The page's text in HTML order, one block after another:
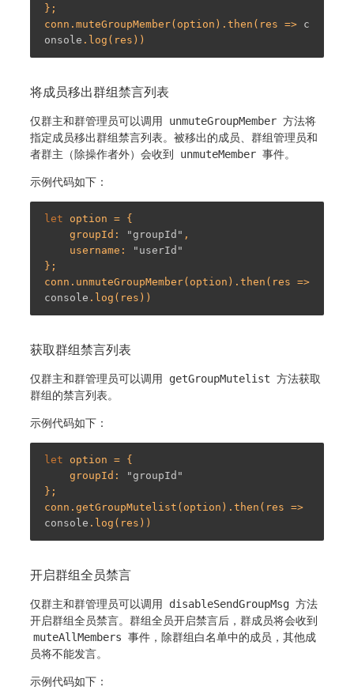
};
conn.muteGroupMember(option).then(res => c
onsole
将成员移出群组禁言列表
仅群主和群管理员可以调用 unmuteGroupMember 方法将
指定成员移出群组禁言列表。被移出的成员、群组管理员和
者群主（除操作者外）会收到
unmuteMember 事件。
示例代码如下：
let option = {
    groupId:
"groupId" ,
    username:
"userId"
};
console
获取群组禁言列表
仅群主和群管理员可以调用 getGroupMutelist 方法获取
群组的禁言列表。
示例代码如下：
let option = {
    groupId:
"groupId"
};
console
开启群组全员禁言
仅群主和群管理员可以调用 disableSendGroupMsg 方法
开启群组全员禁言。群组全员开启禁言后，群成员将会收到
muteAllMembers 事件，除群组白名单中的成员，其他成
员将不能发言。
示例代码如下：